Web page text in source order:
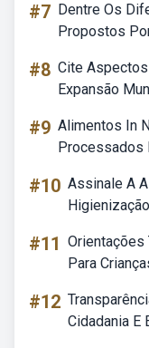
#7 Dentre Os
Propostos
#8 Cite
Expansão
#9 Alimentos In
Processados
#10 Assinale A
#11 Orientações
Para
#12
Cidadania E